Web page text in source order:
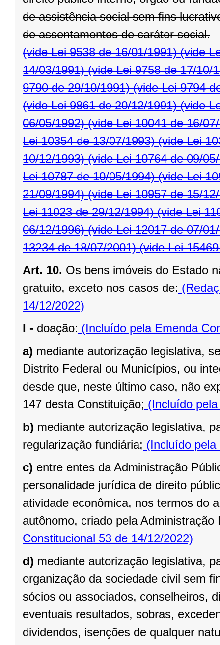
de assistência social sem ﬁns
de assentamentos de caráter social.
(vide Lei 9538 de 16/01/1991)(vide
14/03/1991)(vide Lei 9758 de 17/10/
9790 de 29/10/1991)(vide Lei 9794
(vide Lei 9861 de 20/12/1991)(vide
06/05/1992)(vide Lei 10041 de 16/
Lei 10354 de 13/07/1993)(vide Lei
10/12/1993)(vide Lei 10764 de 09/
Lei 10787 de 10/05/1994)(vide Lei
21/09/1994)(vide Lei 10957 de 15/
Lei 11023 de 29/12/1994)(vide Lei
06/12/1996)(vide Lei 12017 de 07/
13234 de 18/07/2001)(vide Lei
Art. 10. Os bens imóveis do Estado
gratuito, exceto nos casos de:
14/12/2022)
I - doação: (Incluído pela Emenda
a) mediante autorização legislativa,
Distrito Federal ou Municípios, ou
desde que, neste último caso, não
147 desta Constituição; (Incluído
b) mediante autorização legislativa,
regularização fundiária; (Incluído pela
c) entre entes da Administração
personalidade jurídica de direito
atividade econômica, nos termos do
autônomo, criado pela Administração
Constitucional 53 de 14/12/2022)
d) mediante autorização legislativa,
organização da sociedade civil sem
sócios ou associados, conselheiros,
eventuais resultados, sobras,
dividendos, isenções de qualquer